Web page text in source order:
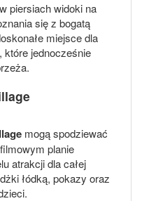
piersiach widoki na
się z bogatą
miejsce dla
które jednocześnie
mogą spodziewać
planie
atrakcji dla całej
łódką, pokazy oraz